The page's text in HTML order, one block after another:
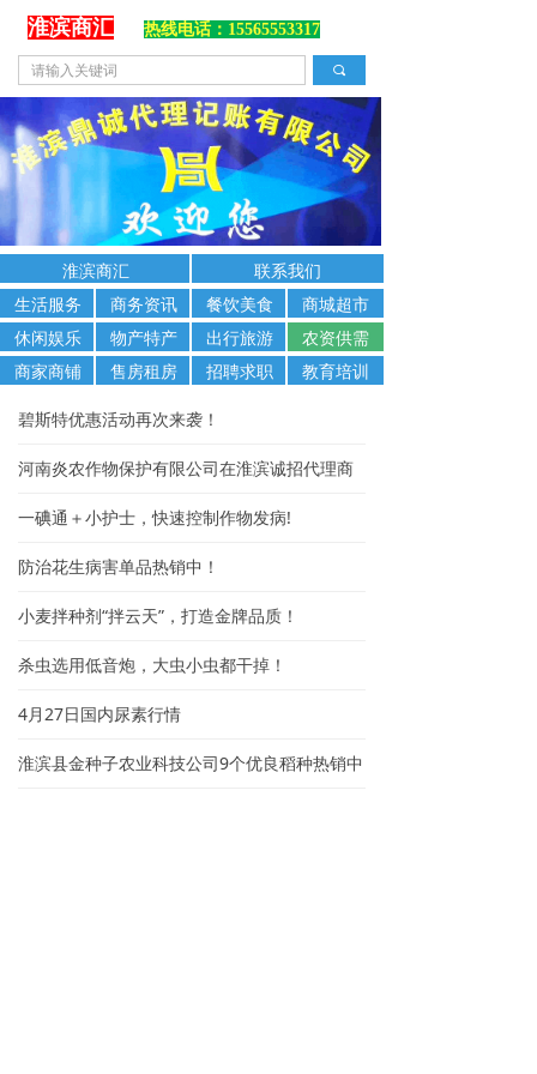
热线电话：15565553317
淮滨商汇
淮滨商汇 联系我们
끠
生活服务 商务资讯 餐饮美食
商城超市
休闲娱乐
物产特产 出行旅游
农资供需
商家商铺
售房租房 招聘求职 教育培训
碧斯特优惠活动再次来袭！
河南炎农作物保护有限公司在淮滨诚招代理商
一碘通＋小护士，快速控制作物发病!
防治花生病害单品热销中！
小麦拌种剂“拌云天”，打造金牌品质！
杀虫选用低音炮，大虫小虫都干掉！
4月27日国内尿素行情
淮滨县金种子农业科技公司9个优良稻种热销中